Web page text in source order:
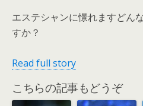
エステシャンに憬れますどん
すか？
Read full story
こちらの記事もどうぞ